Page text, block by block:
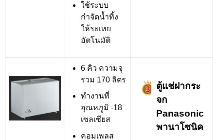
ใช้ระบบ
กำจัดน้ำทิ้ง
ให้ระเหย
อัตโนมัติ
6 คิว ความจุ
รวม 170 ลิตร
ทำงานที่
อุณหภูมิ -18
เซลเซียส
คอมเพลส
ตู้แช่ฝากระ
จก
Panasonic
พานาโซนิค